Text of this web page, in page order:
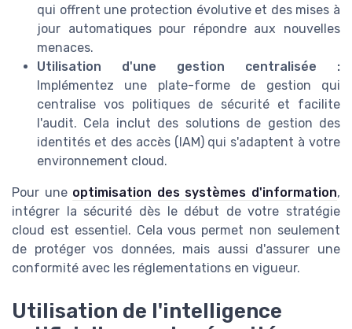
qui offrent une protection évolutive et des mises à
jour automatiques pour répondre aux nouvelles
menaces.
Utilisation d'une gestion centralisée :
Implémentez une plate-forme de gestion qui
centralise vos politiques de sécurité et facilite
l'audit. Cela inclut des solutions de gestion des
identités et des accès (IAM) qui s'adaptent à votre
environnement cloud.
Pour une optimisation des systèmes d'information,
intégrer la sécurité dès le début de votre stratégie
cloud est essentiel. Cela vous permet non seulement
de protéger vos données, mais aussi d'assurer une
conformité avec les réglementations en vigueur.
Utilisation de l'intelligence